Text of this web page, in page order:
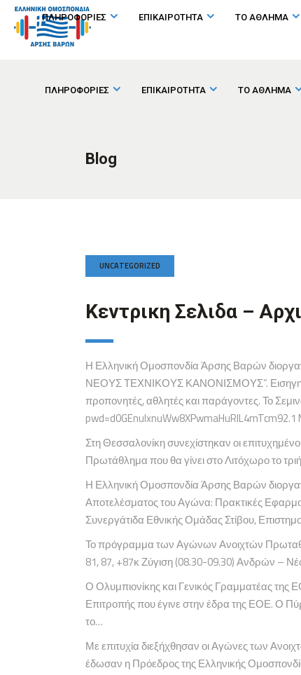
ΠΛΗΡΟΦΟΡΙΕΣ ΕΠΙΚΑΙΡΟΤΗΤΑ ΤΟ ΑΘΛΗΜΑ
ΠΛΗΡΟΦΟΡΙΕΣ ΕΠΙΚΑΙΡΟΤΗΤΑ ΤΟ ΑΘΛΗΜΑ
Blog
UNCATEGORIZED
Κεντρικη Σελιδα –
Η Ελληνική Ομοσπονδία Άρσης Βαρών
ΝΕΟΥΣ ΤΕΧΝΙΚΟΥΣ ΚΑΝΟΝΙΣΜΟΥΣ”. Εισηγητής
προπονητές, αθλητές και παράγοντες. Το
Στη Θεσσαλονίκη συνεχίστηκαν οι
Πρωτάθλημα που θα γίνει στο Λιτόχωρο το
Η Ελληνική Ομοσπονδία Άρσης Βαρών
Αποτελέσματος του Αγώνα: Πρακτικές
Συνεργάτιδα Εθνικής Ομάδας Στίβου,
Το πρόγραμμα των Αγώνων Ανοιχτών
81, 87, +87κ Ζύγιση (08.30-09.30) Ανδρών –
Ο Ολυμπιονίκης και Γενικός Γραμματέας
Επιτροπής που έγινε στην έδρα της ΕΟΕ. Ο
το…
Με επιτυχία διεξήχθησαν οι Αγώνες των
έδωσαν η Πρόεδρος της Ελληνικής